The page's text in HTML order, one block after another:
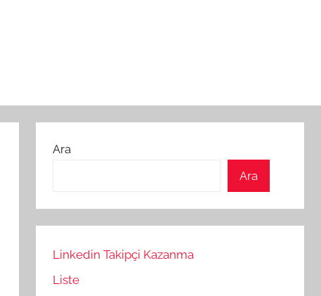
Ara
Ara
Linkedin Takipçi Kazanma
Liste